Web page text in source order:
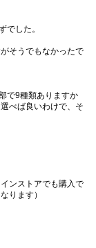
でした。
そうでもなかったで
で9種類ありますか
べば良いわけで、そ
ンストアでも購入で
ります）